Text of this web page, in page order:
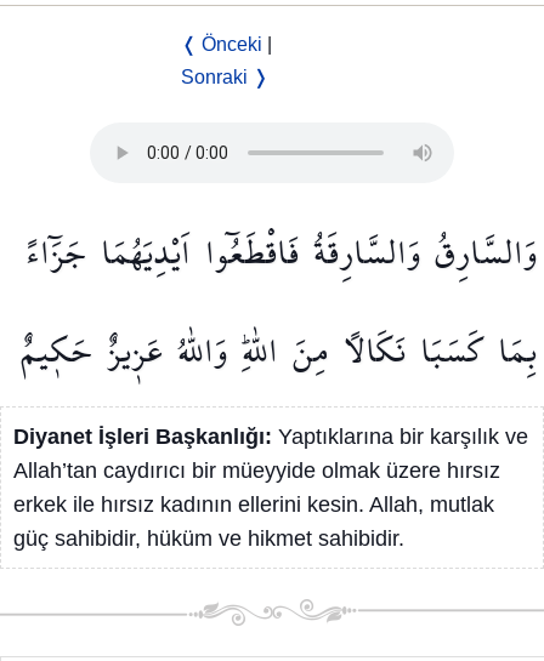
❬ Önceki
Sonraki ❭
وَالسَّارِقُوَالسَّارِقَةُفَاقْطَعُٓوا اَيْدِيَهُمَا جَزَٓاءً
بِمَا كَسَبَا نَكَالًا مِنَ اللّٰهِۜوَاللّٰهُ عَز۪يزٌ حَك۪يمٌ
Diyanet İşleri Başkanlığı: Yaptıklarına bir karşılık ve
Allah’tan caydırıcı bir müeyyide olmak üzere hırsız
erkek ile hırsız kadının ellerini kesin. Allah, mutlak
güç sahibidir, hüküm ve hikmet sahibidir.